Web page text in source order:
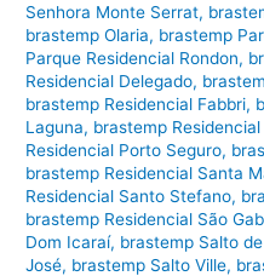
Senhora Monte Serrat,
brastemp Olaria, brastemp
Parque Residencial Rondon,
Residencial Delegado,
brastemp Residencial Fabbri,
Laguna, brastemp
Residencial Porto Seguro,
brastemp Residencial Santa
Residencial Santo Stefano,
brastemp Residencial São
Dom Icaraí, brastemp Salto
José, brastemp Salto Ville,